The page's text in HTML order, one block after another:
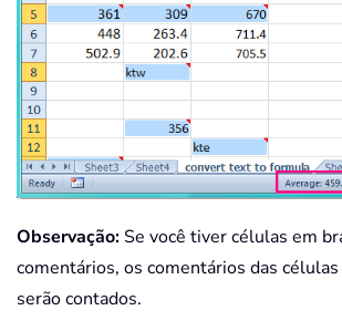
Observação: Se você tiver células em
comentários, os comentários das
serão contados.